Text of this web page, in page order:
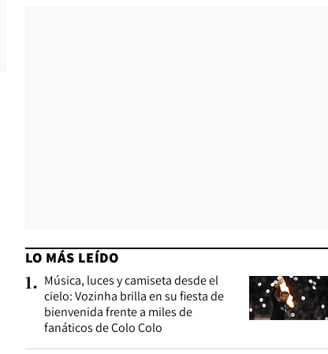
LO MÁS LEÍDO
1. Música, luces y camiseta desde el
cielo: Vozinha brilla en su fiesta de
bienvenida frente a miles de
fanáticos de Colo Colo